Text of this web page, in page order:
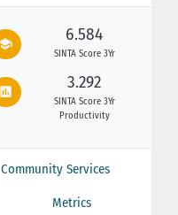
6.584
SINTA Score 3Yr
3.292
SINTA Score 3Yr
Productivity
Community Services
Metrics